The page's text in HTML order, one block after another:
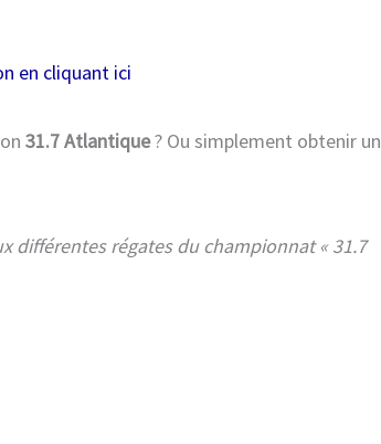
en cliquant ici
31.7 Atlantique? Ou simplement obtenir un
différentes régates du championnat « 31.7